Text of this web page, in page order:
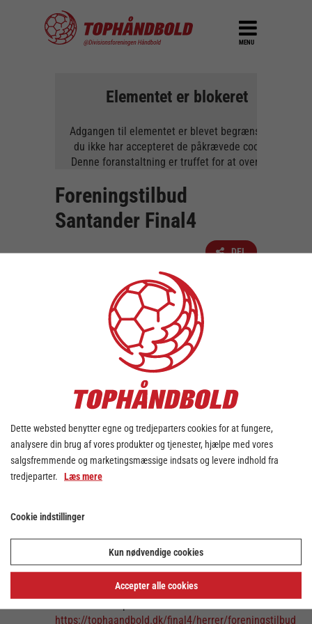
MENU
Elementet er blokeret
Adgangen til elementet er blevet begrænset, da
du ikke har accepteret de påkrævede cookies.
Denne foranstaltning er truffet for at overholde
få adgang til elementet ved at acceptere
cookies for elementet.
TILLAD COOKIES
LÆS MERE OM COOKIES
Foreningstilbud
Santander Final4
DEL
Er I en håndboldforening, der kunne tænke
jer en fantastisk tur til Santander Final4 i
Jyske Bank Boxen d. 18.-19. februar med
fællesskab, verdensklassehåndbold og
underholdning i højsæde, så er der lige nu et
rigtig godt tilbud til jer, da Tophåndbold har
allokereret en pulje billetter både lørdag og
søndag (bag målet nedre) til halv pris til
Tilbuddet er efter ”først til mølle princippet”,
og en af de foreninger, der allerede har
sikret sig billetter, er Middelfart
Håndboldklub, der belønner klubbens mange
tur til Santander Final4.
Tjek videoen her.
Interesseret?
Kontakt da Tophåndbold på mailen
oa@tophaandbold.dkfor at høre nærmere
https://tophaandbold.dk/final4/herrer/foreningstilbud
Dette websted benytter egne og tredjeparters cookies for at fungere,
analysere din brug af vores produkter og tjenester, hjælpe med vores
salgsfremmende og marketingsmæssige indsats og levere indhold fra
tredjeparter. Læs mere
Cookie indstillinger
Kun nødvendige cookies
Accepter alle cookies